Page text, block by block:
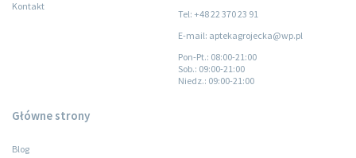
Kontakt
Tel: +48 22 370 23 91
E-mail: aptekagrojecka@wp.pl
Pon-Pt.: 08:00-21:00
Sob.: 09:00-21:00
Niedz.: 09:00-21:00
Główne strony
Blog